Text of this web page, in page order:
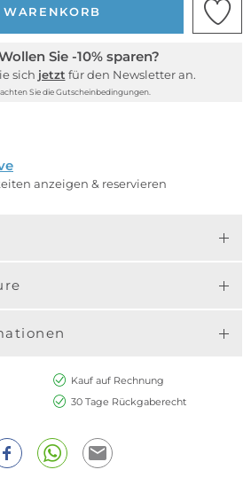
Sie -10% sparen?
sich jetzt für den Newsletter an.
Sie die Gutscheinbedingungen.
anzeigen & reservieren
Kauf auf Rechnung
30 Tage Rückgaberecht